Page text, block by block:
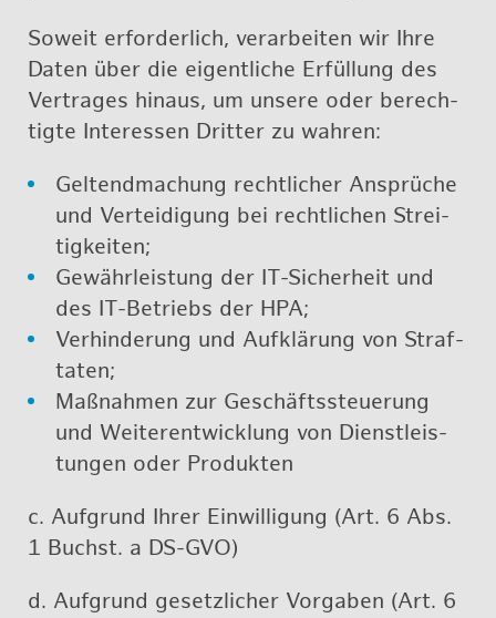
So­weit er­for­der­lich, ver­ar­bei­ten wir Ihre
Daten über die ei­gent­li­che Er­fül­lung des
Ver­tra­ges hin­aus, um un­se­re oder be­rech­
tig­te In­ter­es­sen Drit­ter zu wah­ren:
Gel­tend­ma­chung recht­li­cher An­sprü­che
und Ver­tei­di­gung bei recht­li­chen Strei­
tig­kei­ten;
Ge­währ­leis­tung der IT-Si­cher­heit und
des IT-Be­triebs der HPA;
Ver­hin­de­rung und Auf­klä­rung von Straf­
ta­ten;
Maß­nah­men zur Ge­schäfts­steue­rung
und Wei­ter­ent­wick­lung von Dienst­leis­
tun­gen oder Pro­duk­ten
c. Auf­grund Ihrer Ein­wil­li­gung (Art. 6 Abs.
1 Buchst. a DS-GVO)
d. Auf­grund ge­setz­li­cher Vor­ga­ben (Art. 6